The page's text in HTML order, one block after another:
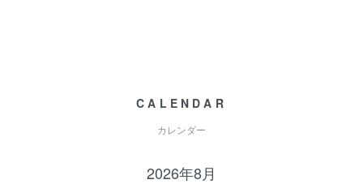
CALENDAR
カレンダー
2026年8月